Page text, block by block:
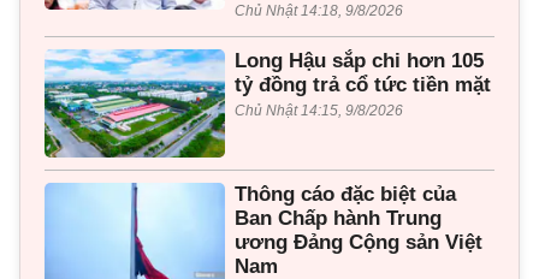
Chủ Nhật 14:18, 9/8/2026
Long Hậu sắp chi hơn 105
tỷ đồng trả cổ tức tiền mặt
Chủ Nhật 14:15, 9/8/2026
Thông cáo đặc biệt của
Ban Chấp hành Trung
ương Đảng Cộng sản Việt
Nam